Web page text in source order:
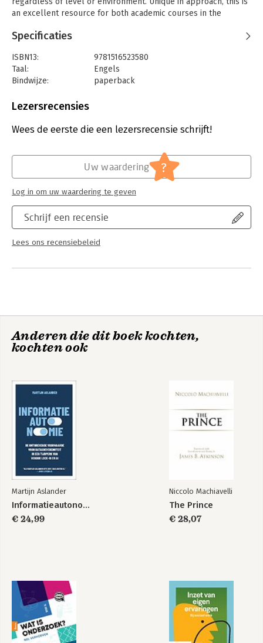
an excellent resource for both academic courses in the
Specificaties
ISBN13:
9781516523580
Taal:
Engels
Bindwijze:
paperback
Uitgever:
Lezersrecensies
Wees de eerste die een lezersrecensie schrijft!
Schrijf een recensie
Lees ons recensiebeleid
Uw waardering ?
Log in om uw waardering te geven
Anderen die dit boek kochten,
kochten ook
Martijn Aslander
Informatieautonomie
€ 24,99
Niccolo Machiavelli
The Prince
€ 28,07